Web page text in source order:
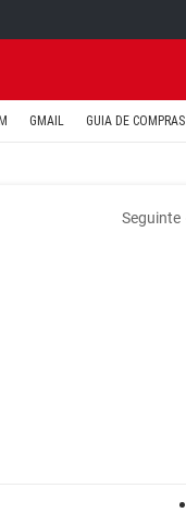
GMAIL GUIA DE COMPRAS
Seguinte